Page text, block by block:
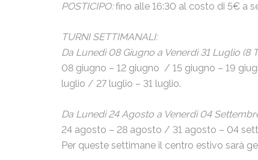
POSTICIPO:fino alle 16:30 al costo di 5€ a
TURNI SETTIMANALI:
Da Lunedì 08 Giugno a Venerdì 31 Luglio (8
08 giugno – 12 giugno / 15 giugno – 19
luglio / 27 luglio – 31 luglio.
Da Lunedì 24 Agosto a Venerdì 04
24 agosto – 28 agosto / 31 agosto – 04
Per queste settimane il centro estivo sarà